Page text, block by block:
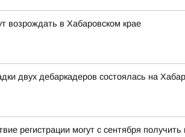
возрождать в Хабаровском крае
двух дебаркадеров состоялась на
регистрации могут с сентября